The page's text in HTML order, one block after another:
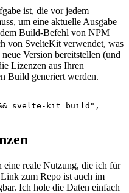
ist, die vor jedem
um eine aktuelle Ausgabe
Build-Befehl von NPM
von SvelteKit verwendet, was
Version bereitstellen (und
Lizenzen aus Ihren
Build generiert werden.
svelte-kit build",